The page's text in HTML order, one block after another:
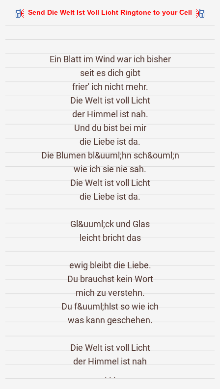
Send Die Welt Ist Voll Licht Ringtone to your Cell
Ein Blatt im Wind war ich bisher
seit es dich gibt
frier' ich nicht mehr.
Die Welt ist voll Licht
der Himmel ist nah.
Und du bist bei mir
die Liebe ist da.
Die Blumen bl&uuml;hn sch&ouml;n
wie ich sie nie sah.
Die Welt ist voll Licht
die Liebe ist da.
Gl&uuml;ck und Glas
leicht bricht das
ewig bleibt die Liebe.
Du brauchst kein Wort
mich zu verstehn.
Du f&uuml;hlst so wie ich
was kann geschehen.
Die Welt ist voll Licht
der Himmel ist nah
. . .